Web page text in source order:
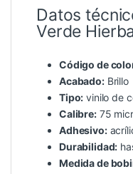
Datos
Verde
Código de
Acabado:Brillo
Tipo: vinilo de
Calibre:75
Adhesivo:
Durabilidad:
Medida de